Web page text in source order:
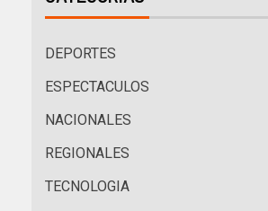
DEPORTES
ESPECTACULOS
NACIONALES
REGIONALES
TECNOLOGIA